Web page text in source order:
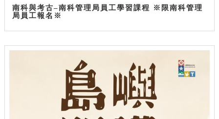
南科與考古–南科管理局員工學習課程 ※限南科管理
局員工報名※